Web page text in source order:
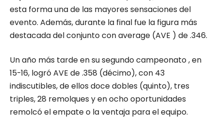
esta forma una de las mayores sensaciones del
evento. Además, durante la final fue la figura más
destacada del conjunto con average (AVE ) de .346.
Un año más tarde en su segundo campeonato , en
15-16, logró AVE de .358 (décimo), con 43
indiscutibles, de ellos doce dobles (quinto), tres
triples, 28 remolques y en ocho oportunidades
remolcó el empate o la ventaja para el equipo.